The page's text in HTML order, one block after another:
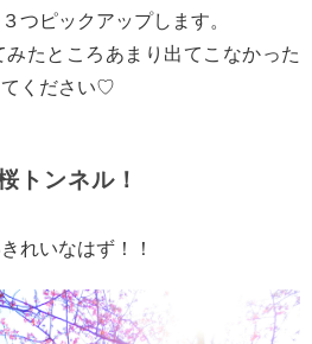
つピックアップします。
たところあまり出てこなかった
てください♡
トンネル！
れいなはず！！